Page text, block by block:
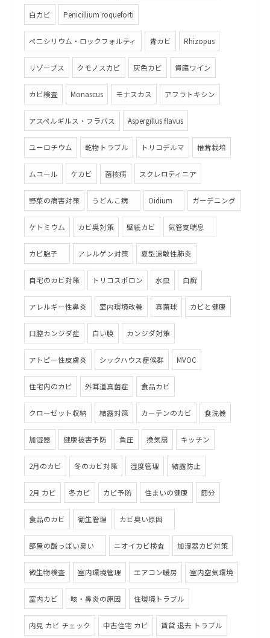
白カビ Penicillium roqueforti
ペニシリウム・ロックフォルティ 青カビ Rhizopus
リゾープス クモノスカビ 灰色カビ 貴腐ワイン
カビ検査 Monascus モナスカス アフラトキシン
アスペルギルス・フラバス Aspergillus flavus
ユーロチウム 乾物トラブル トリコデルマ 椎茸栽培
ムコール ケカビ 菌核病 スクレロティニア
野菜の病害対策 うどんこ病 Oidium ガーデニング
ケトミウム カビ臭対策 壁紙カビ 気管支喘息
カビ胞子 アレルゲン対策 夏型過敏性肺炎
自宅のカビ対策 トリコスポロン 水虫 白癬
アレルギー性鼻炎 室内環境改善 真菌球 カビと健康
口腔カンジダ症 白い膜 カンジダ対策
アトピー性皮膚炎 シックハウス症候群 MVOC
住宅内のカビ 外耳道真菌症 食品カビ
クローゼット収納 結露対策 カーテンのカビ 食洗機
加湿器 健康被害予防 負圧 換気扇 キッチン
2月のカビ 冬のカビ対策 湿度管理 結露防止
2月 カビ 冬カビ カビ予防 住まいの健康 節分
食品のカビ 衛生管理 カビ臭い原因
部屋の酸っぱい臭い ニオイカビ検査 加湿器カビ対策
微生物検査 室内環境管理 エアコン暖房 室内空気環境
室内カビ 咳・鼻炎の原因 住環境トラブル
内見 カビ チェック 中古住宅 カビ 賃貸 退去 トラブル